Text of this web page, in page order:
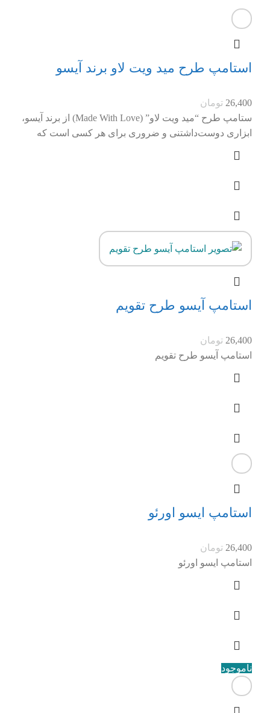
استامپ طرح مید ویت لاو برند آیسو
26,400 تومان
ستامپ طرح “مید ویت لاو” (Made With Love) از برند آیسو،
ابزاری دوست‌داشتنی و ضروری برای هر کسی است که
استامپ آیسو طرح تقویم
26,400 تومان
استامپ آیسو طرح تقویم
استامپ ایسو اورئو
26,400 تومان
استامپ ایسو اورئو
ناموجود